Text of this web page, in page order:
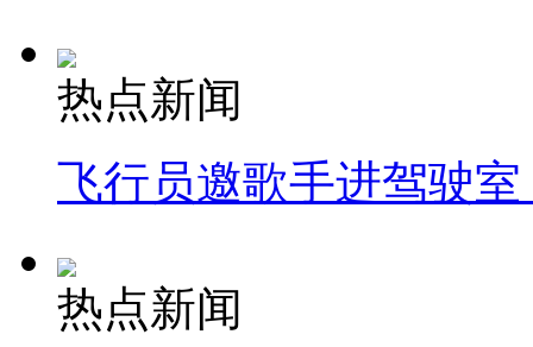
热点新闻
飞行员邀歌手进驾驶
热点新闻